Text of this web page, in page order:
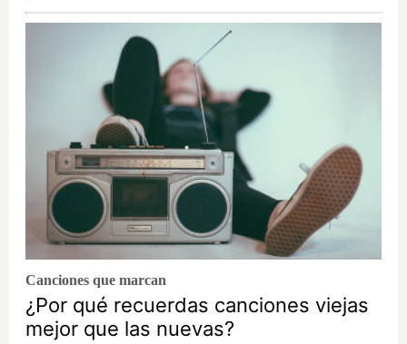
Canciones que marcan
¿Por qué recuerdas canciones viejas
mejor que las nuevas?